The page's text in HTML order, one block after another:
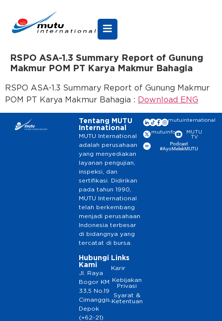
RSPO ASA-1.3 Summary Report of Gunung
Makmur POM PT Karya Makmur Bahagia
RSPO ASA-1.3 Summary Report of Gunung Makmur
POM PT Karya Makmur Bahagia : Download ENG
Tentang MUTU
International
MUTU International
adalah perusahaan
yang menyediakan
layanan pengujian,
inspeksi, dan
sertifikasi. Didirikan
pada tahun 1990,
MUTU International
telah berkembang
menjadi perusahaan
Indonesia terbesar
di bidangnya yang
tercatat di bursa.
Hubungi
Kami
Jl. Raya
Bogor KM
33,5 No.19
Cimanggis,
Depok
(+62-21)
Links
Karir
Kebijakan
Privasi
Syarat &
Ketentuan
mutuinternational
mutuinfo
MUTU
TV
Podcast
#AyoMelekMUTU